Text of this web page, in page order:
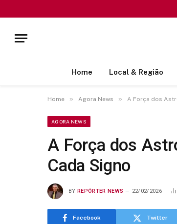
Home Local & Região
Home » Agora News » A Força dos
AGORA NEWS
A Força dos
Cada Signo
BY REPÓRTER NEWS 22/02/2026
Facebook Twitter